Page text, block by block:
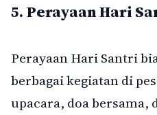
5. Perayaan Hari
Perayaan Hari Santri
berbagai kegiatan di
upacara, doa bersama,